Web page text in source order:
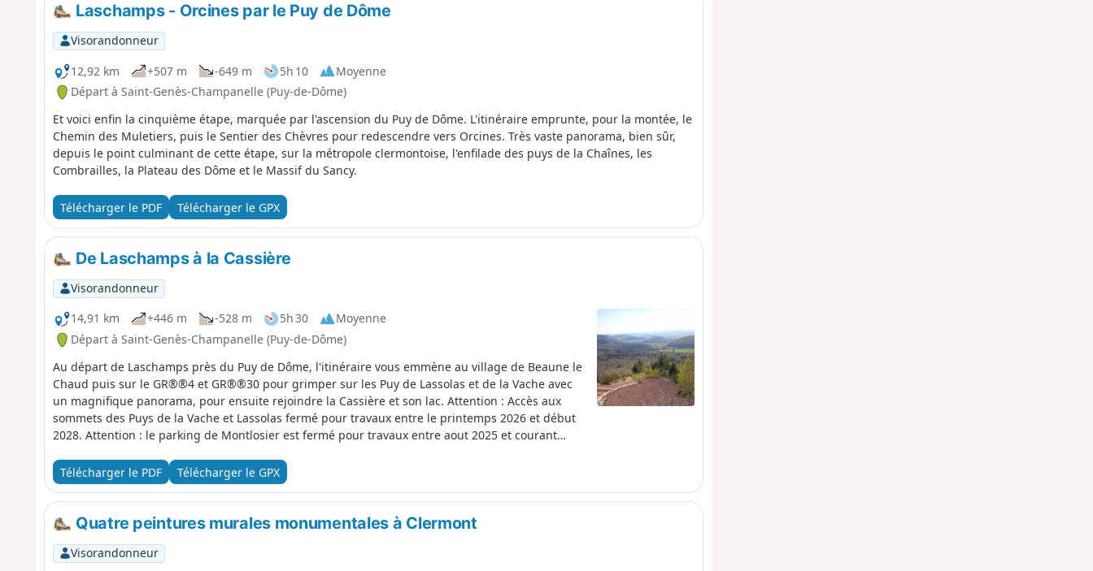
Laschamps - Orcines par le Puy de Dôme
Visorandonneur
12,92 km
+507 m -649 m 5h 10
Moyenne
Départ à Saint-Genès-Champanelle (Puy-de-Dôme)
Et voici enfin la cinquième étape, marquée par l'ascension du Puy de Dôme. L'itinéraire emprunte, pour la montée, le
Chemin des Muletiers, puis le Sentier des Chèvres pour redescendre vers Orcines. Très vaste panorama, bien sûr,
depuis le point culminant de cette étape, sur la métropole clermontoise, l'enfilade des puys de la Chaînes, les
Combrailles, la Plateau des Dôme et le Massif du Sancy.
Télécharger le PDF Télécharger le GPX
De Laschamps à la Cassière
Visorandonneur
14,91 km
+446 m -528 m 5h 30
Moyenne
Départ à Saint-Genès-Champanelle (Puy-de-Dôme)
Au départ de Laschamps près du Puy de Dôme, l'itinéraire vous emmène au village de Beaune le
Chaud puis sur le GR®®4 et GR®®30 pour grimper sur les Puy de Lassolas et de la Vache avec
un magnifique panorama, pour ensuite rejoindre la Cassière et son lac. Attention : Accès aux
sommets des Puys de la Vache et Lassolas fermé pour travaux entre le printemps 2026 et début
2028. Attention : le parking de Montlosier est fermé pour travaux entre aout 2025 et courant
Télécharger le PDF
Télécharger le GPX
Quatre peintures murales monumentales à Clermont
Visorandonneur